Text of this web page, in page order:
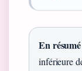
En
inférieure